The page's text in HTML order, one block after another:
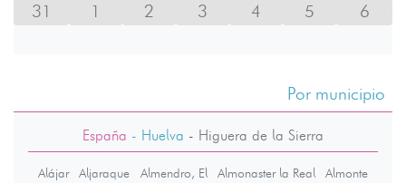
31
1 2 3 4 5 6
Por municipio
España - Huelva - Higuera de la Sierra
Alájar Aljaraque Almendro, El Almonaster la Real
Almonte